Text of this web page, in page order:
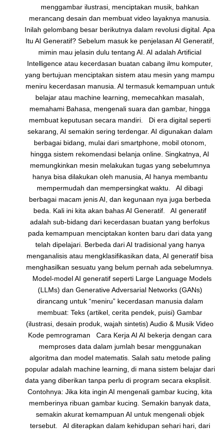
menggambar ilustrasi, menciptakan musik, bahkan
merancang desain dan membuat video layaknya manusia.
Inilah gelombang besar berikutnya dalam revolusi digital. Apa
Itu AI Generatif? Sebelum masuk ke penjelasan AI Generatif,
mimin mau jelasin dulu tentang AI. AI adalah Artificial
Intelligence atau kecerdasan buatan cabang ilmu komputer,
yang bertujuan menciptakan sistem atau mesin yang mampu
meniru kecerdasan manusia. AI termasuk kemampuan untuk
belajar atau machine learning, memecahkan masalah,
memahami Bahasa, mengenali suara dan gambar, hingga
membuat keputusan secara mandiri. Di era digital seperti
sekarang, AI semakin sering terdengar. AI digunakan dalam
berbagai bidang, mulai dari smartphone, mobil otonom,
hingga sistem rekomendasi belanja online. Singkatnya, AI
memungkinkan mesin melakukan tugas yang sebelumnya
hanya bisa dilakukan oleh manusia, AI hanya membantu
mempermudah dan mempersingkat waktu. AI dibagi
berbagai macam jenis AI, dan kegunaan nya juga berbeda
beda. Kali ini kita akan bahas AI Generatif. AI generatif
adalah sub-bidang dari kecerdasan buatan yang berfokus
pada kemampuan menciptakan konten baru dari data yang
telah dipelajari. Berbeda dari AI tradisional yang hanya
menganalisis atau mengklasifikasikan data, AI generatif bisa
menghasilkan sesuatu yang belum pernah ada sebelumnya.
Model-model AI generatif seperti Large Language Models
(LLMs) dan Generative Adversarial Networks (GANs)
dirancang untuk “meniru” kecerdasan manusia dalam
membuat: Teks (artikel, cerita pendek, puisi) Gambar
(ilustrasi, desain produk, wajah sintetis) Audio & Musik Video
Kode pemrograman Cara Kerja AI AI bekerja dengan cara
memproses data dalam jumlah besar menggunakan
algoritma dan model matematis. Salah satu metode paling
popular adalah machine learning, di mana sistem belajar dari
data yang diberikan tanpa perlu di program secara eksplisit.
Contohnya: Jika kita ingin AI mengenali gambar kucing, kita
memberinya ribuan gambar kucing. Semakin banyak data,
semakin akurat kemampuan AI untuk mengenali objek
tersebut. AI diterapkan dalam kehidupan sehari hari, dari